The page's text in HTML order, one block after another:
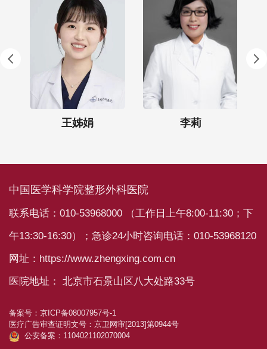
王姊娟 李莉
中国医学科学院整形外科医院
联系电话：010-53968000 （工作日上午8:00-11:30；下
午13:30-16:30）；急诊24小时咨询电话：010-53968120
网址：https://www.zhengxing.com.cn
医院地址： 北京市石景山区八大处路33号
备案号： 京ICP备08007957号-1
医疗广告审查证明文号： 京卫网审[2013]第0944号
公安备案：1104021102070004